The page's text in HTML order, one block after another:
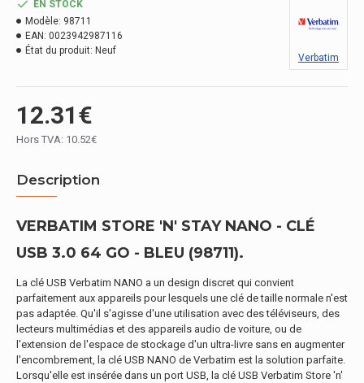
12.31€
Hors TVA: 10.52€
EN STOCK
Modèle: 98711
EAN: 0023942987116
État du produit: Neuf
Verbatim
Description
VERBATIM STORE 'N' STAY NANO - CLÉ
USB 3.0 64 GO - BLEU (98711).
La clé USB Verbatim NANO a un design discret qui convient
parfaitement aux appareils pour lesquels une clé de taille normale n'est
pas adaptée. Qu'il s'agisse d'une utilisation avec des téléviseurs, des
lecteurs multimédias et des appareils audio de voiture, ou de
l'extension de l'espace de stockage d'un ultra-livre sans en augmenter
l'encombrement, la clé USB NANO de Verbatim est la solution parfaite.
Lorsqu'elle est insérée dans un port USB, la clé USB Verbatim Store 'n'